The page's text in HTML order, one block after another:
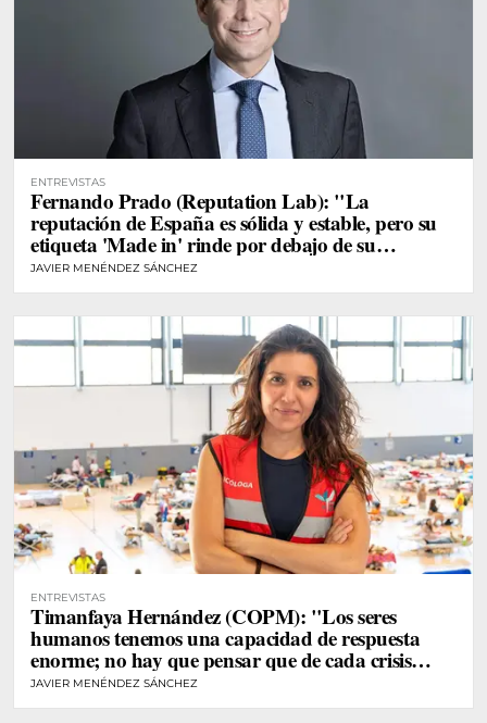
ENTREVISTAS
Fernando Prado (Reputation Lab): "La
reputación de España es sólida y estable, pero su
etiqueta 'Made in' rinde por debajo de su
potencial"
JAVIER MENÉNDEZ SÁNCHEZ
ENTREVISTAS
Timanfaya Hernández (COPM): "Los seres
humanos tenemos una capacidad de respuesta
enorme; no hay que pensar que de cada crisis
vamos a desarrollar un gran trastorno"
JAVIER MENÉNDEZ SÁNCHEZ